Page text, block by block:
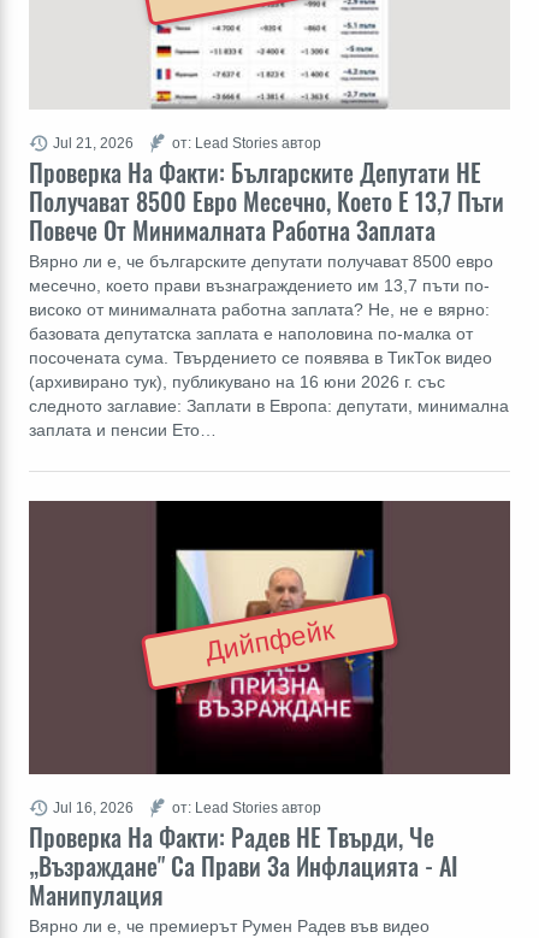
Проверка На Факти: Българските Депутати НЕ
Получават 8500 Евро Месечно, Което Е 13,7 Пъти
Повече От Минималната Работна Заплата
Вярно ли е, че българските депутати получават 8500 евро
месечно, което прави възнаграждението им 13,7 пъти по-
високо от минималната работна заплата? Не, не е вярно:
базовата депутатска заплата е наполовина по-малка от
посочената сума. Твърдението се появява в ТикТок видео
(архивирано тук), публикувано на 16 юни 2026 г. със
следното заглавие: Заплати в Европа: депутати, минимална
заплата и пенсии Ето…
Jul 21, 2026 от: Lead Stories автор
Проверка На Факти: Радев НЕ Твърди, Че
„Възраждане" Са Прави За Инфлацията - AI
Манипулация
Вярно ли е, че премиерът Румен Радев във видео
Jul 16, 2026 от: Lead Stories автор
Дийпфейк